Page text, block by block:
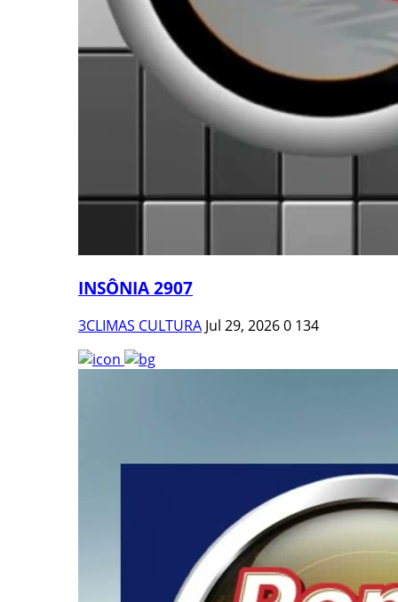
INSÔNIA 2907
3CLIMAS CULTURA Jul 29, 20260 134